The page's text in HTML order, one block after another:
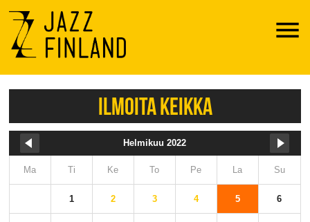
Menu
ILMOITA KEIKKA
Helmikuu 2022
Ma Ti Ke To Pe La Su
1 2 3 4 5 6